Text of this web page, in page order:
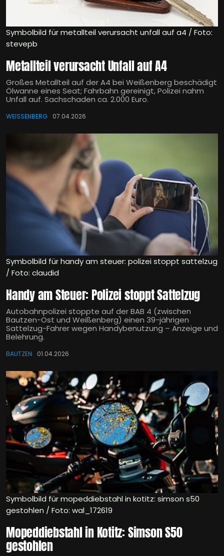
Symbolbild für metallteil verursacht unfall auf a4 / Foto:
stevepb
Metallteil verursacht Unfall auf A4
Großes Metallteil auf der A4 bei Weißenberg beschädigt
Ölwanne eines Seat; Fahrbahn gereinigt, Polizei nahm
Unfall auf. Sachschaden ca. 2.000 Euro.
WEISSENBERG 07.04.2026
Symbolbild für handy am steuer: polizei stoppt sattelzug
/ Foto: claudid
Handy am Steuer: Polizei stoppt Sattelzug
Autobahnpolizei stoppte auf der BAB 4 (zwischen
Bautzen-Ost und Weißenberg) einen 39-jährigen
Sattelzug-Fahrer wegen Handybenutzung – Anzeige und
Belehrung.
BAUTZEN 01.04.2026
Symbolbild für mopeddiebstahl in kotitz: simson s50
gestohlen / Foto: wal_172619
Mopeddiebstahl in Kotitz: Simson S50
gestohlen